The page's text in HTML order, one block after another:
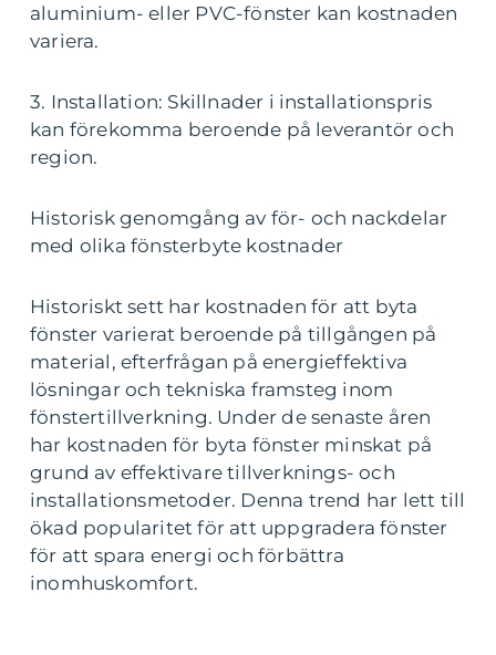
aluminium- eller PVC-fönster kan kostnaden
variera.
3. Installation: Skillnader i installationspris
kan förekomma beroende på leverantör och
region.
Historisk genomgång av för- och nackdelar
med olika fönsterbyte kostnader
Historiskt sett har kostnaden för att byta
fönster varierat beroende på tillgången på
material, efterfrågan på energieffektiva
lösningar och tekniska framsteg inom
fönstertillverkning. Under de senaste åren
har kostnaden för byta fönster minskat på
grund av effektivare tillverknings- och
installationsmetoder. Denna trend har lett till
ökad popularitet för att uppgradera fönster
för att spara energi och förbättra
inomhuskomfort.